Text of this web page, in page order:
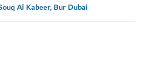
Al Kabeer, Bur Dubai